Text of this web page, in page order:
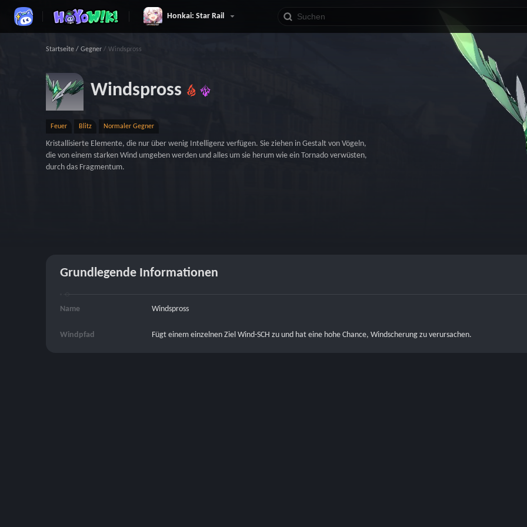
Honkai: Star Rail
Startseite / Gegner / Windspross
Windspross
Feuer Blitz Normaler Gegner
Kristallisierte Elemente, die nur über wenig Intelligenz verfügen. Sie ziehen in Gestalt von Vögeln,
die von einem starken Wind umgeben werden und alles um sie herum wie ein Tornado verwüsten,
durch das Fragmentum.
Grundlegende Informationen
Name Windspross
Windpfad Fügt einem einzelnen Ziel Wind-SCH zu und hat eine hohe Chance, Windscherung zu verursachen.